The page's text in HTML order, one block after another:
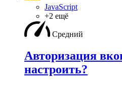
JavaScript
+2 ещё
Средний
Авторизация
настроить?